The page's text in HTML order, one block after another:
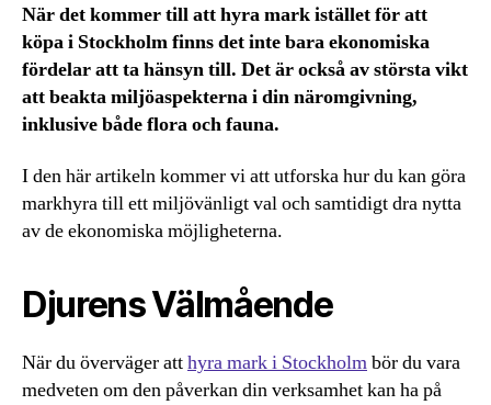
När det kommer till att hyra mark istället för att
köpa i Stockholm finns det inte bara ekonomiska
fördelar att ta hänsyn till. Det är också av största vikt
att beakta miljöaspekterna i din näromgivning,
inklusive både flora och fauna.
I den här artikeln kommer vi att utforska hur du kan göra
markhyra till ett miljövänligt val och samtidigt dra nytta
av de ekonomiska möjligheterna.
Djurens Välmående
När du överväger atthyra mark i Stockholmbör du vara
medveten om den påverkan din verksamhet kan ha på